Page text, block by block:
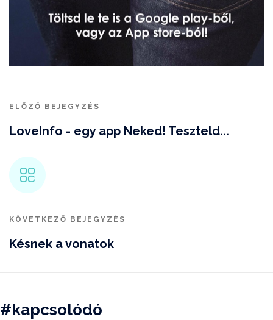
ELŐZŐ BEJEGYZÉS
LoveInfo - egy app Neked! Teszteld...
KÖVETKEZŐ BEJEGYZÉS
Késnek a vonatok
#kapcsolódó